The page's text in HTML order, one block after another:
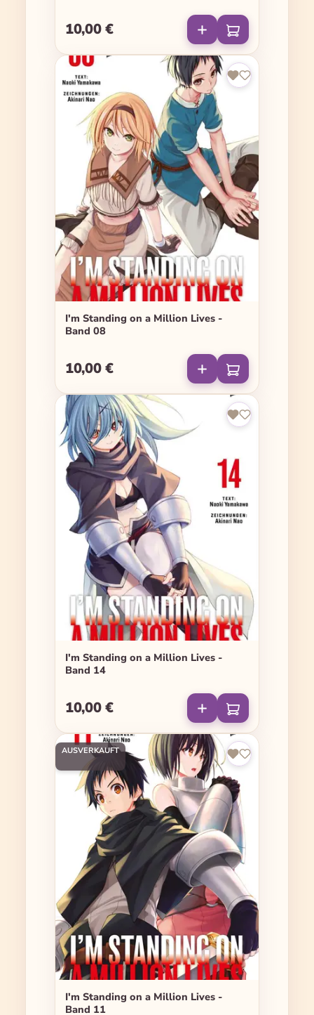
Regulärer Preis:
10,00 €
I'm Standing on a Million Lives -
Band 08
Regulärer Preis:
10,00 €
I'm Standing on a Million Lives -
Band 14
Regulärer Preis:
10,00 €
AUSVERKAUFT
I'm Standing on a Million Lives -
Band 11